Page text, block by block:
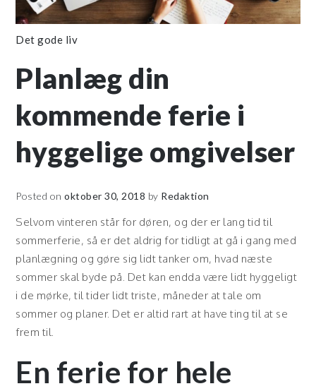
Det gode liv
Planlæg din
kommende ferie i
hyggelige omgivelser
Posted onoktober 30, 2018 by Redaktion
Selvom vinteren står for døren, og der er lang tid til
sommerferie, så er det aldrig for tidligt at gå i gang med
planlægning og gøre sig lidt tanker om, hvad næste
sommer skal byde på. Det kan endda være lidt hyggeligt
i de mørke, til tider lidt triste, måneder at tale om
sommer og planer. Det er altid rart at have ting til at se
frem til.
En ferie for hele